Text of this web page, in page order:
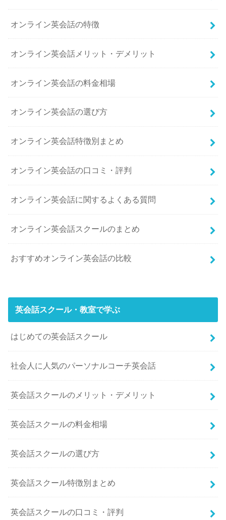
オンライン英会話の特徴
オンライン英会話メリット・デメリット
オンライン英会話の料金相場
オンライン英会話の選び方
オンライン英会話特徴別まとめ
オンライン英会話の口コミ・評判
オンライン英会話に関するよくある質問
オンライン英会話スクールのまとめ
おすすめオンライン英会話の比較
英会話スクール・教室で学ぶ
はじめての英会話スクール
社会人に人気のパーソナルコーチ英会話
英会話スクールのメリット・デメリット
英会話スクールの料金相場
英会話スクールの選び方
英会話スクール特徴別まとめ
英会話スクールの口コミ・評判